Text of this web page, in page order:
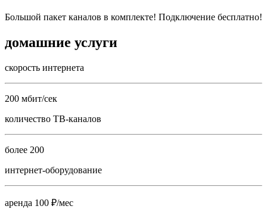
Большой пакет каналов в комплекте! Подключение бесплатно!
домашние услуги
скорость интернета
200 мбит/сек
количество ТВ-каналов
более 200
интернет-оборудование
аренда 100 ₽/мес